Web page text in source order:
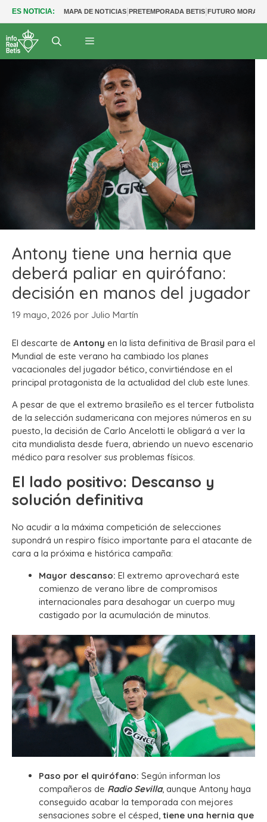
ES NOTICIA: MAPA DE NOTICIAS|PRETEMPORADA BETIS|FUTURO
Antony tiene una hernia que
deberá paliar en quirófano:
decisión en manos del jugador
19 mayo, 2026 por Julio Martín
El descarte de Antony en la lista definitiva de Brasil para el
Mundial de este verano ha cambiado los planes
vacacionales del jugador bético, convirtiéndose en el
principal protagonista de la actualidad del club este lunes.
A pesar de que el extremo brasileño es el tercer futbolista
de la selección sudamericana con mejores números en su
puesto, la decisión de Carlo Ancelotti le obligará a ver la
cita mundialista desde fuera, abriendo un nuevo escenario
médico para resolver sus problemas físicos.
El lado positivo: Descanso y
solución definitiva
No acudir a la máxima competición de selecciones
supondrá un respiro físico importante para el atacante de
cara a la próxima e histórica campaña:
Mayor descanso: El extremo aprovechará este
comienzo de verano libre de compromisos
internacionales para desahogar un cuerpo muy
castigado por la acumulación de minutos.
Paso por el quirófano: Según informan los
compañeros de Radio Sevilla, aunque Antony haya
conseguido acabar la temporada con mejores
sensaciones sobre el césped, tiene una hernia que